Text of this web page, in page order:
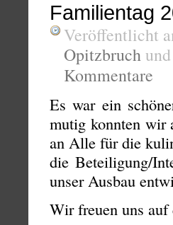
Familientag
Veröffentlicht
Opitzbruch und
Kommentare
Es war ein
mutig konnten wir
an Alle für die
die Beteiligung/
unser Ausbau
Wir freuen uns auf